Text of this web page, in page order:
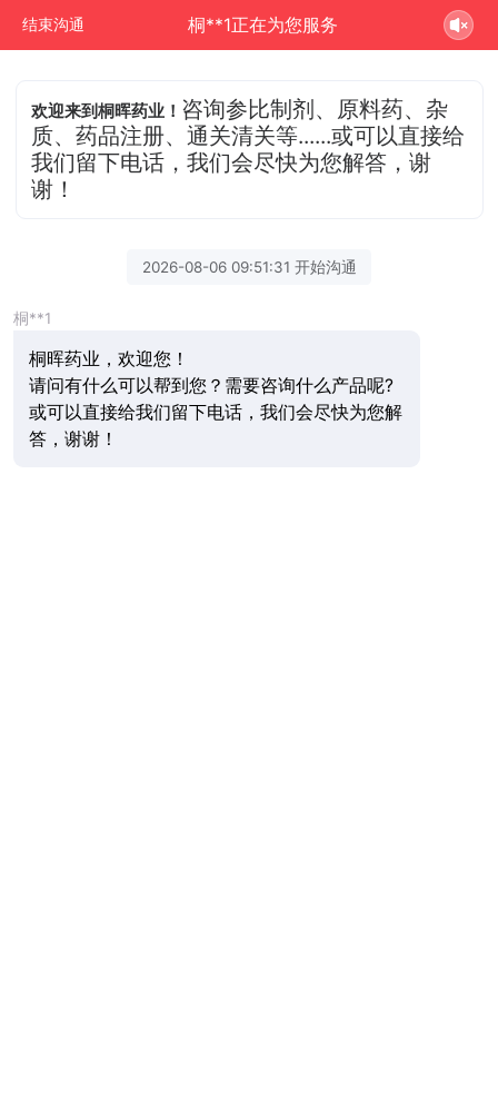
结束沟通 桐**1正在为您服务
欢迎来到桐晖药业！ 咨询参比制剂、原料药、杂
质、药品注册、通关清关等......或可以直接给
我们留下电话，我们会尽快为您解答，谢
谢！
2026-08-06 09:51:31 开始沟通
桐**1
桐晖药业，欢迎您！
请问有什么可以帮到您？需要咨询什么产品呢?
或可以直接给我们留下电话，我们会尽快为您解
答，谢谢！